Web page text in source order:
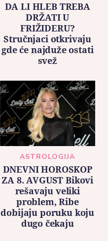
DA LI HLEB TREBA
DRŽATI U
FRIŽIDERU?
Stručnjaci otkrivaju
gde će najduže ostati
svež
ASTROLOGIJA
DNEVNI HOROSKOP
ZA 8. AVGUST Bikovi
rešavaju veliki
problem, Ribe
dobijaju poruku koju
dugo čekaju